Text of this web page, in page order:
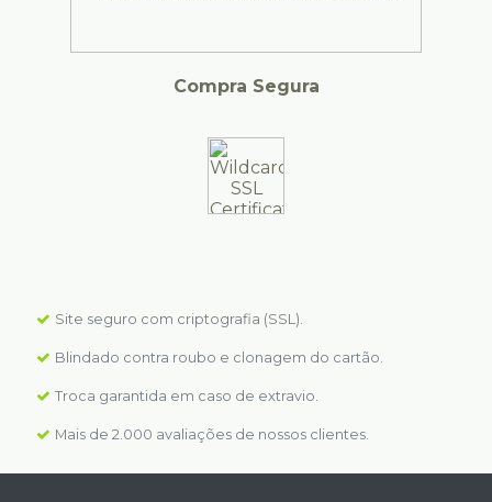
Compra Segura
Site seguro com criptografia (SSL).
Blindado contra roubo e clonagem do cartão.
Troca garantida em caso de extravio.
Mais de 2.000 avaliações de nossos clientes.